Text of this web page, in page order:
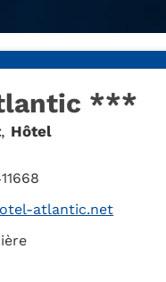
***
, Hôtel
atlantic.net